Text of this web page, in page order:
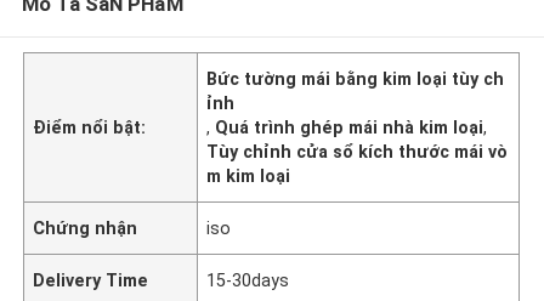
Điểm nổi bật:
Bức tường mái bằng kim loại tùy ch
ỉnh
, Quá trình ghép mái nhà kim loại,
Tùy chỉnh cửa sổ kích thước mái vò
m kim loại
Chứng nhận iso
Delivery Time 15-30days